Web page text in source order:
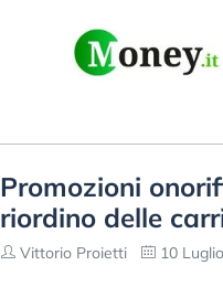
Promozioni
riordino delle
Vittorio Proietti 10